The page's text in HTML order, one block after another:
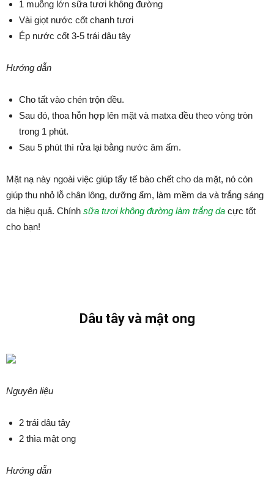
1 muỗng lớn sữa tươi không đường
Vài giọt nước cốt chanh tươi
Ép nước cốt 3-5 trái dâu tây
Hướng dẫn
Cho tất vào chén trộn đều.
Sau đó, thoa hỗn hợp lên mặt và matxa đều theo vòng tròn
trong 1 phút.
Sau 5 phút thì rửa lại bằng nước âm ấm.
Mặt nạ này ngoài việc giúp tẩy tế bào chết cho da mặt, nó còn
giúp thu nhỏ lỗ chân lông, dưỡng ẩm, làm mềm da và trắng sáng
da hiệu quả. Chính sữa tươi không đường làm trắng da cực tốt
cho bạn!
Dâu tây và mật ong
Nguyên liệu
2 trái dâu tây
2 thìa mật ong
Hướng dẫn